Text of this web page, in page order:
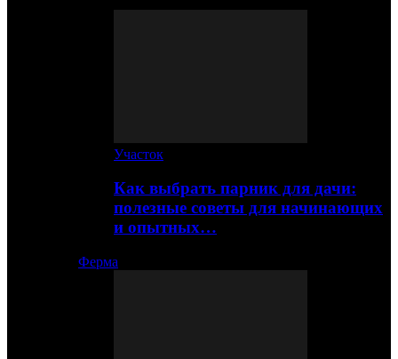
Участок
Как выбрать парник для дачи:
полезные советы для начинающих
и опытных…
Ферма